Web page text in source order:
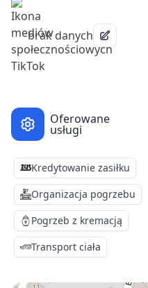
brak danych
Oferowane
usługi
Kredytowanie zasiłku
Organizacja pogrzebu
Pogrzeb z kremacją
Transport ciała